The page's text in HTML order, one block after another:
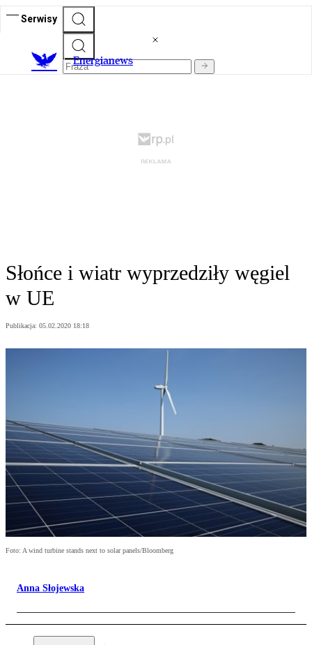
Serwisy
Energianews
Słońce i wiatr wyprzedziły węgiel
w UE
Publikacja: 05.02.2020 18:18
Foto: A wind turbine stands next to solar panels/Bloomberg
Anna Słojewska